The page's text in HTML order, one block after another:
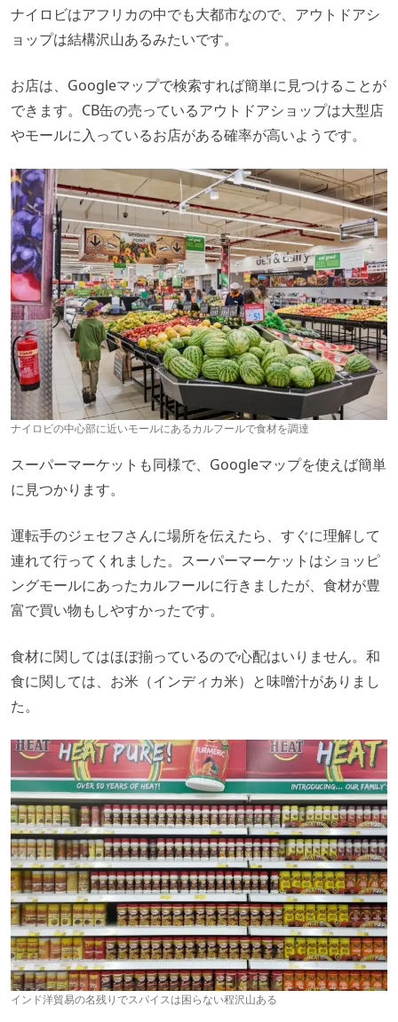
ナイロビはアフリカの中でも大都市なので、アウトドアシ
ョップは結構沢山あるみたいです。
お店は、Googleマップで検索すれば簡単に見つけることが
できます。CB缶の売っているアウトドアショップは大型店
やモールに入っているお店がある確率が高いようです。
ナイロビの中心部に近いモールにあるカルフールで食材を調達
スーパーマーケットも同様で、Googleマップを使えば簡単
に見つかります。
運転手のジェセフさんに場所を伝えたら、すぐに理解して
連れて行ってくれました。スーパーマーケットはショッピ
ングモールにあったカルフールに行きましたが、食材が豊
富で買い物もしやすかったです。
食材に関してはほぼ揃っているので心配はいりません。和
食に関しては、お米（インディカ米）と味噌汁がありまし
た。
インド洋貿易の名残りでスパイスは困らない程沢山ある